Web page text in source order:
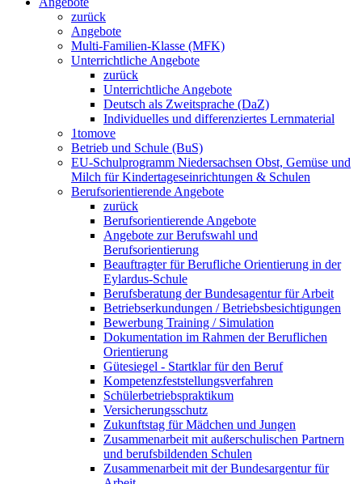
zurück
Angebote
Multi-Familien-Klasse (MFK)
Unterrichtliche Angebote
zurück
Unterrichtliche Angebote
Deutsch als Zweitsprache (DaZ)
Individuelles und differenziertes Lernmaterial
1tomove
Betrieb und Schule (BuS)
EU-Schulprogramm Niedersachsen Obst, Gemüse und
Milch für Kindertageseinrichtungen & Schulen
Berufsorientierende Angebote
zurück
Berufsorientierende Angebote
Angebote zur Berufswahl und
Berufsorientierung
Beauftragter für Berufliche Orientierung in der
Eylardus-Schule
Berufsberatung der Bundesagentur für Arbeit
Betriebserkundungen / Betriebsbesichtigungen
Bewerbung Training / Simulation
Dokumentation im Rahmen der Beruflichen
Orientierung
Gütesiegel - Startklar für den Beruf
Kompetenzfeststellungsverfahren
Schülerbetriebspraktikum
Versicherungsschutz
Zukunftstag für Mädchen und Jungen
Zusammenarbeit mit außerschulischen Partnern
und berufsbildenden Schulen
Zusammenarbeit mit der Bundesargentur für